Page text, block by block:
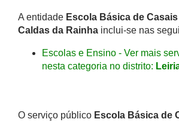
A entidade Escola Básica de
Caldas da Rainha inclui-se nas
Escolas e Ensino - Ver mais
nesta categoria no distrito:
O serviço público Escola Básica de